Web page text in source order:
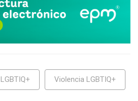
LGBTIQ+ Violencia LGBTIQ+